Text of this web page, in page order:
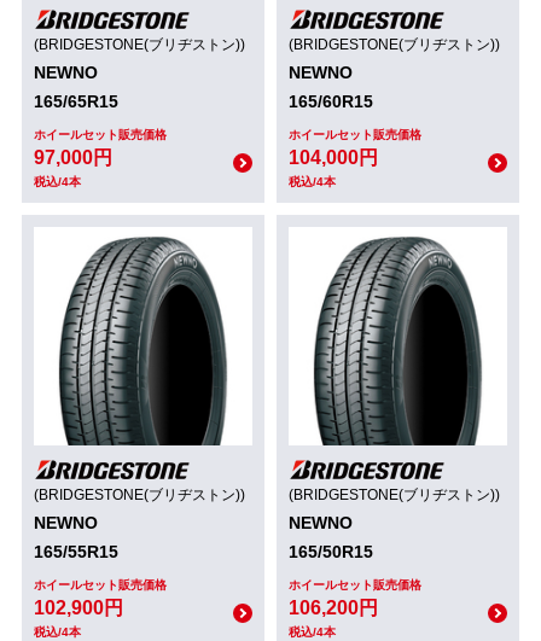
(BRIDGESTONE(ブリヂストン))
NEWNO
165/65R15
ホイールセット販売価格
97,000円
税込/4本
(BRIDGESTONE(ブリヂストン))
NEWNO
165/60R15
ホイールセット販売価格
104,000円
税込/4本
(BRIDGESTONE(ブリヂストン))
NEWNO
165/55R15
ホイールセット販売価格
102,900円
税込/4本
(BRIDGESTONE(ブリヂストン))
NEWNO
165/50R15
ホイールセット販売価格
106,200円
税込/4本